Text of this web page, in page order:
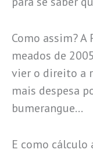
Como assim?
meados de
vier o direito a
mais despesa
bumerangue…
E como